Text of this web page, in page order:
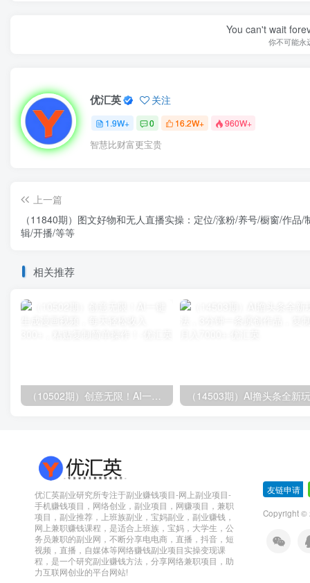
You can't wait
你不可能永
优汇英 关注
1.9W+ 0 16.2W+ 960W+
智慧比财富更宝贵
上一篇
（11840期）图文好物和无人直播实操：定位/涨粉/养号/橱窗/作品/
辑/开播/等等
相关推荐
优汇英副业研究所专注于副业赚钱项目-网上副业项目-
手机赚钱项目，网络创业，副业项目，网赚项目，兼职
项目，副业推荐，上班族副业，宝妈副业，副业赚钱，
网上兼职赚钱课程，是适合上班族，宝妈，大学生，公
务员兼职的副业网，不断分享电电商，直播，抖音，短
视频，直播，自媒体等网络赚钱副业项目实操变现课
程，是一个研究副业赚钱方法，分享网络兼职项目，助
力互联网创业的平台网站!
友链申请
Copyright ©